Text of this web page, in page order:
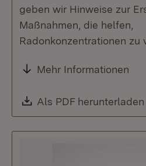
geben wir Hinweise zur
Maßnahmen, die helfen,
Radonkonzentrationen zu
Mehr Informationen
Download:
Als PDF herunterladen